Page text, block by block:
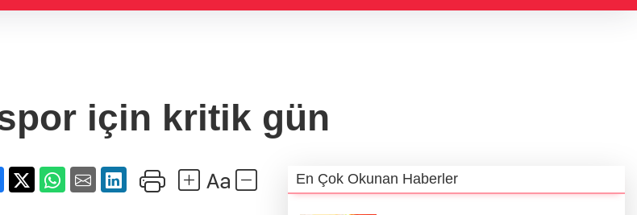
için kritik gün
En Çok Okunan Haberler